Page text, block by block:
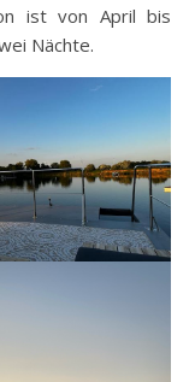
ist von April bis
Nächte.